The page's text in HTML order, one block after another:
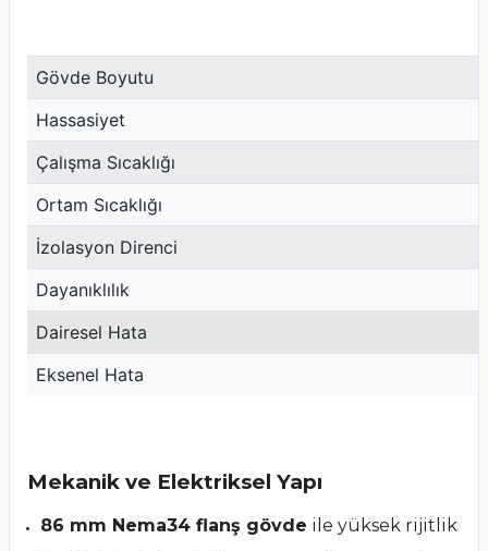
Gövde Boyutu
Hassasiyet
Çalışma Sıcaklığı
Ortam Sıcaklığı
İzolasyon Direnci
Dayanıklılık
Dairesel Hata
Eksenel Hata
Mekanik ve Elektriksel Yapı
86 mm Nema34 flanş gövde ile yüksek rijitlik